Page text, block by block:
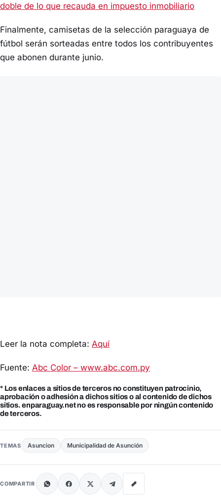
doble de lo que recauda en impuesto inmobiliario
Finalmente, camisetas de la selección paraguaya de
fútbol serán sorteadas entre todos los contribuyentes
que abonen durante junio.
Leer la nota completa: Aquí
Fuente: Abc Color – www.abc.com.py
* Los enlaces a sitios de terceros no constituyen patrocinio,
aprobación o adhesión a dichos sitios o al contenido de dichos
sitios. enparaguay.net no es responsable por ningún contenido
de terceros.
TEMAS Asuncion Municipalidad de Asunción
COMPARTIR